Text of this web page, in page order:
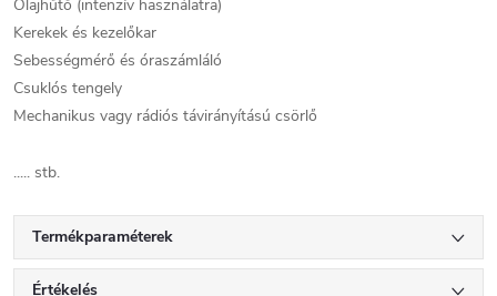
Olajhűtő (intenzív használatra)
Kerekek és kezelőkar
Sebességmérő és óraszámláló
Csuklós tengely
Mechanikus vagy rádiós távirányítású csörlő
..... stb.
Termékparaméterek
Értékelés